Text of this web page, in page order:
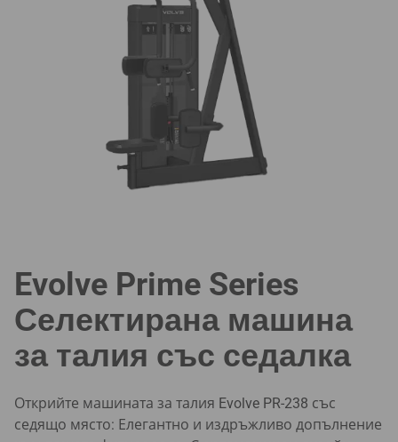
Evolve Prime Series
Селектирана машина
за талия със седалка
Открийте машината за талия Evolve PR-238 със
седящо място: Елегантно и издръжливо допълнение